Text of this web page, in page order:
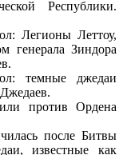
Республики.
Легионы Леттоу,
генерала Зиндора
темные джедаи
против Ордена
после Битвы
известные как